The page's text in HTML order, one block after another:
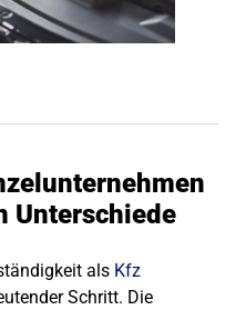
Unterschiede
als Kfz
Schritt. Die